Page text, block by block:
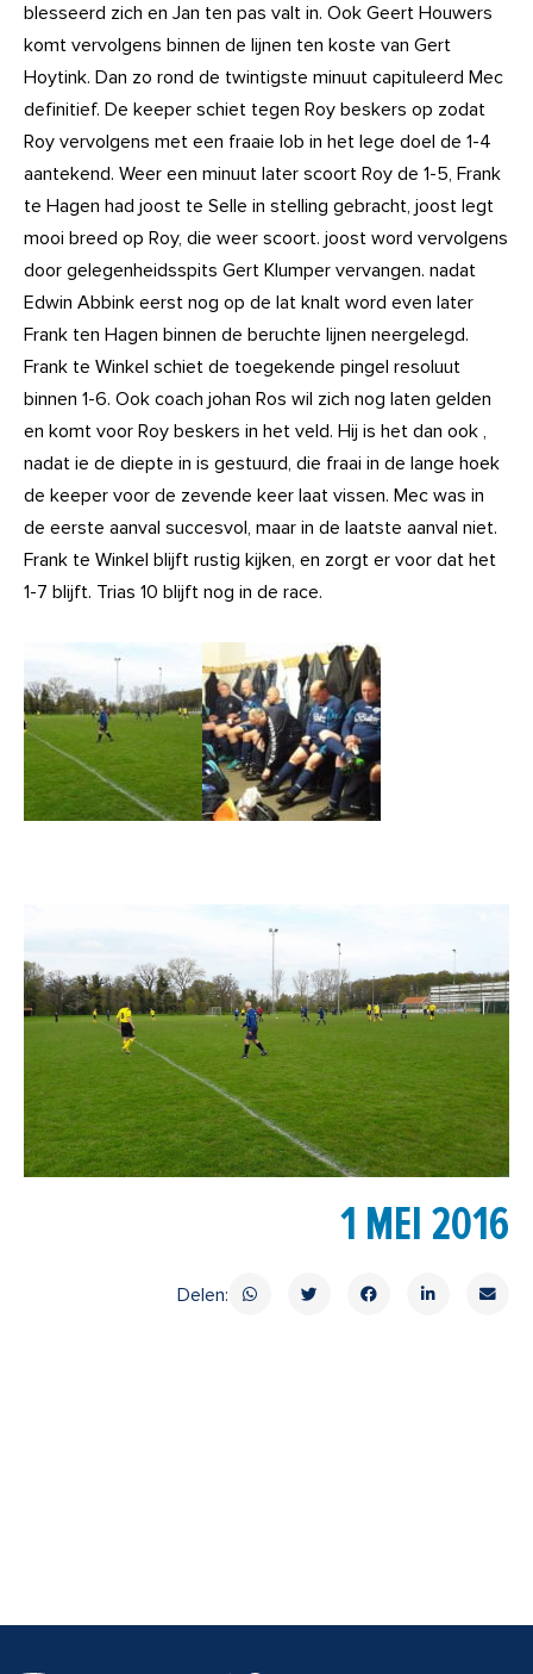
blesseerd zich en Jan ten pas valt in. Ook Geert Houwers
komt vervolgens binnen de lijnen ten koste van Gert
Hoytink. Dan zo rond de twintigste minuut capituleerd Mec
definitief. De keeper schiet tegen Roy beskers op zodat
Roy vervolgens met een fraaie lob in het lege doel de 1-4
aantekend. Weer een minuut later scoort Roy de 1-5, Frank
te Hagen had joost te Selle in stelling gebracht, joost legt
mooi breed op Roy, die weer scoort. joost word vervolgens
door gelegenheidsspits Gert Klumper vervangen. nadat
Edwin Abbink eerst nog op de lat knalt word even later
Frank ten Hagen binnen de beruchte lijnen neergelegd.
Frank te Winkel schiet de toegekende pingel resoluut
binnen 1-6. Ook coach johan Ros wil zich nog laten gelden
en komt voor Roy beskers in het veld. Hij is het dan ook ,
nadat ie de diepte in is gestuurd, die fraai in de lange hoek
de keeper voor de zevende keer laat vissen. Mec was in
de eerste aanval succesvol, maar in de laatste aanval niet.
Frank te Winkel blijft rustig kijken, en zorgt er voor dat het
1-7 blijft. Trias 10 blijft nog in de race.
1 MEI 2016
Delen: